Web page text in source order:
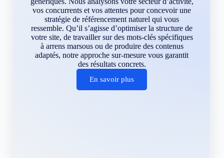
vos concurrents et vos attentes pour concevoir une
stratégie de référencement naturel qui vous
ressemble. Qu’il s’agisse d’optimiser la structure de
votre site, de travailler sur des mots-clés spécifiques
à arrens marsous ou de produire des contenus
adaptés, notre approche sur-mesure vous garantit
des résultats concrets.
En savoir plus